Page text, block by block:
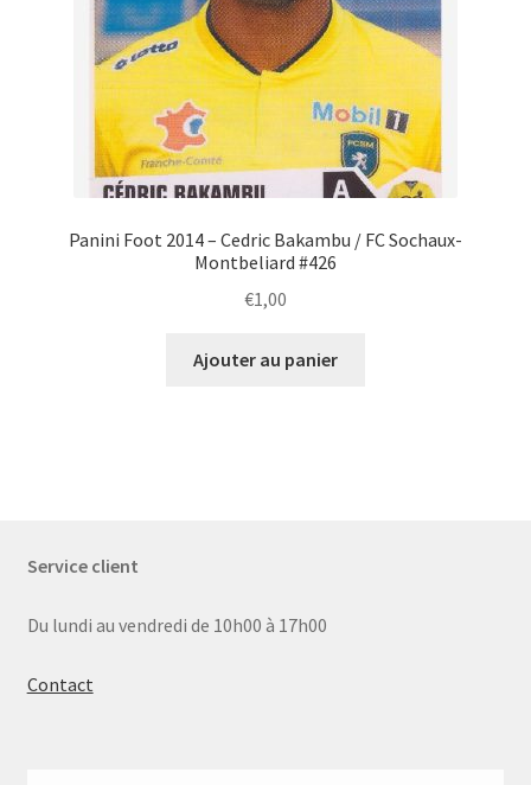
Panini Foot 2014 – Cedric Bakambu / FC Sochaux-
Montbeliard #426
€1,00
Ajouter au panier
Service client
Du lundi au vendredi de 10h00 à 17h00
Contact